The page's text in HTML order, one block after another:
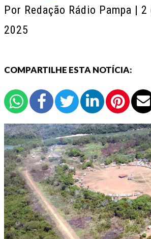
Por Redação Rádio Pampa | 2
2025
COMPARTILHE ESTA NOTÍCIA: